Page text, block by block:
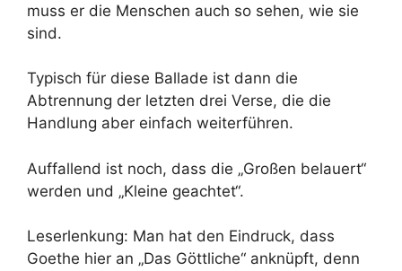
muss er die Menschen auch so sehen, wie sie
sind.
Typisch für diese Ballade ist dann die
Abtrennung der letzten drei Verse, die die
Handlung aber einfach weiterführen.
Auffallend ist noch, dass die „Großen belauert“
werden und „Kleine geachtet“.
Leserlenkung: Man hat den Eindruck, dass
Goethe hier an „Das Göttliche“ anknüpft, denn